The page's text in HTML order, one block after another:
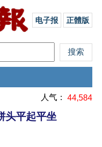
电子报 正體版
人气： 44,584
头平起平坐